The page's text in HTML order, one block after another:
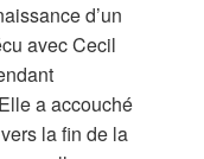
d’un
avec Cecil
a accouché
la fin de la